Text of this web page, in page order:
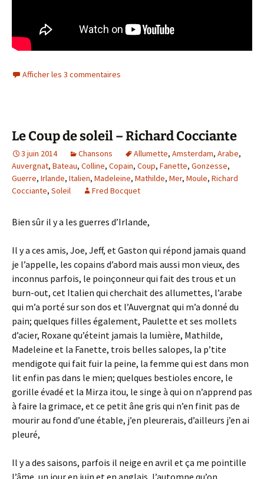
Afficher les 3 commentaires
Le Coup de soleil – Richard Cocciante
3 juin 2014 Chansons Allumette, Amsterdam, Arabe,
Auvergnat, Bateau, Colline, Copain, Coup, Fanette, Gonzesse,
Guerre, Irlande, Italien, Madeleine, Mathilde, Mer, Moule, Richard
Cocciante, Soleil Fred Bocquet
Bien sûr il y a les guerres d’Irlande,
Il y a ces amis, Joe, Jeff, et Gaston qui répond jamais quand
je l’appelle, les copains d’abord mais aussi mon vieux, des
inconnus parfois, le poinçonneur qui fait des trous et un
burn-out, cet Italien qui cherchait des allumettes, l’arabe
qui m’a porté sur son dos et l’Auvergnat qui m’a donné du
pain; quelques filles également, Paulette et ses mollets
d’acier, Roxane qu’éteint jamais la lumière, Mathilde,
Madeleine et la Fanette, trois belles salopes, la p’tite
mendigote qui fait fuir la peine, la femme qui est dans mon
lit enfin pas dans le mien; quelques bestioles encore, le
gorille évadé et la Mirza itou, le singe à qui on n’apprend pas
à faire la grimace, et ce petit âne gris qui n’en finit pas de
mourir au fond d’une étable, j’en pleurerais, d’ailleurs j’en ai
pleuré,
Il y a des saisons, parfois il neige en avril et ça me pointille
l’âme, un jour en juin et en anglais, l’automne qu’on